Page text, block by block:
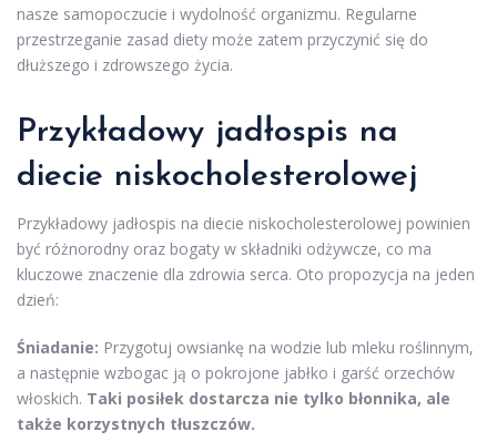
nasze samopoczucie i wydolność organizmu. Regularne
przestrzeganie zasad diety może zatem przyczynić się do
dłuższego i zdrowszego życia.
Przykładowy jadłospis na
diecie niskocholesterolowej
Przykładowy jadłospis na diecie niskocholesterolowej powinien
być różnorodny oraz bogaty w składniki odżywcze, co ma
kluczowe znaczenie dla zdrowia serca. Oto propozycja na jeden
dzień:
Śniadanie: Przygotuj owsiankę na wodzie lub mleku roślinnym,
a następnie wzbogac ją o pokrojone jabłko i garść orzechów
włoskich. Taki posiłek dostarcza nie tylko błonnika, ale
także korzystnych tłuszczów.